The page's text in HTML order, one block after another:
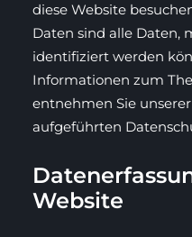
diese Website
Daten sind alle Daten,
identifiziert werden
Informationen zum
entnehmen Sie
aufgeführten
Website